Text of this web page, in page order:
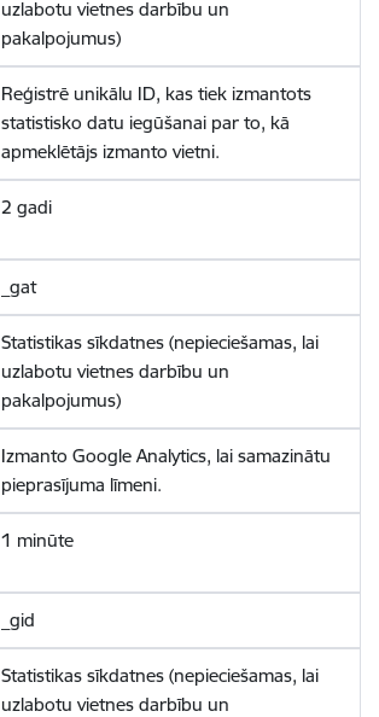
uzlabotu vietnes darbību un
pakalpojumus)
Reģistrē unikālu ID, kas tiek izmantots
statistisko datu iegūšanai par to, kā
apmeklētājs izmanto vietni.
2 gadi
_gat
Statistikas sīkdatnes (nepieciešamas, lai
uzlabotu vietnes darbību un
pakalpojumus)
Izmanto Google Analytics, lai samazinātu
pieprasījuma līmeni.
1 minūte
_gid
Statistikas sīkdatnes (nepieciešamas, lai
uzlabotu vietnes darbību un